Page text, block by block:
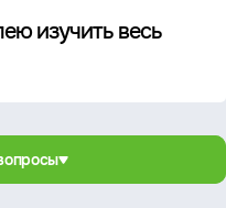
изучить весь